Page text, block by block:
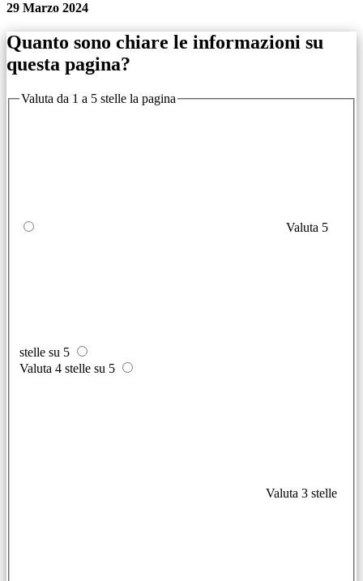
29 Marzo 2024
Quanto sono chiare le informazioni su
questa pagina?
Valuta da 1 a 5 stelle la pagina
Valuta 5
stelle su 5
Valuta 4 stelle su 5
Valuta 3 stelle